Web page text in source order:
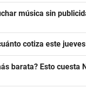
música sin
cotiza este
barata? Esto cuesta